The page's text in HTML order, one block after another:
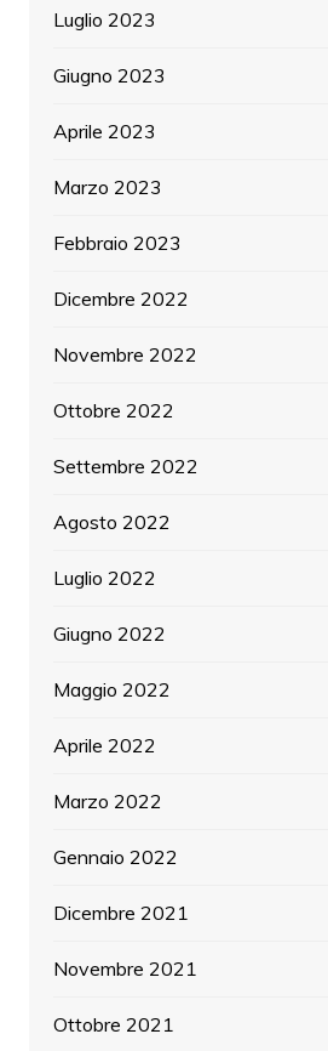
Luglio 2023
Giugno 2023
Aprile 2023
Marzo 2023
Febbraio 2023
Dicembre 2022
Novembre 2022
Ottobre 2022
Settembre 2022
Agosto 2022
Luglio 2022
Giugno 2022
Maggio 2022
Aprile 2022
Marzo 2022
Gennaio 2022
Dicembre 2021
Novembre 2021
Ottobre 2021